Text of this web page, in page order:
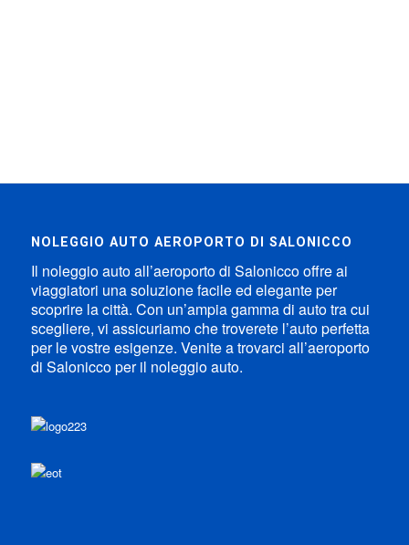
NOLEGGIO AUTO AEROPORTO DI SALONICCO
Il noleggio auto all’aeroporto di Salonicco offre ai
viaggiatori una soluzione facile ed elegante per
scoprire la città. Con un’ampia gamma di auto tra cui
scegliere, vi assicuriamo che troverete l’auto perfetta
per le vostre esigenze. Venite a trovarci all’aeroporto
di Salonicco per il noleggio auto.